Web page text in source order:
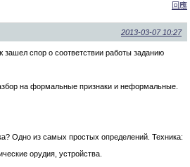
回應
2013-03-07 10:27
зашел спор о соответствии работы заданию
на формальные признаки и неформальные.
Одно из самых простых определений. Техника:
орудия, устройства.